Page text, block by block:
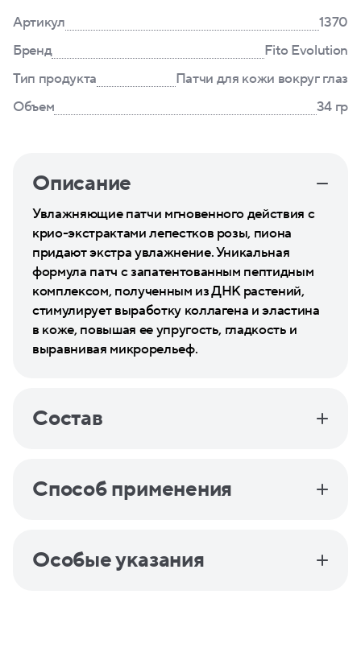
Артикул
1370
Бренд
Fito Evolution
Тип продукта
Патчи для кожи вокруг глаз
Объем
34 гр
Описание
Увлажняющие патчи мгновенного действия с
крио-экстрактами лепестков розы, пиона
придают экстра увлажнение. Уникальная
формула патч с запатентованным пептидным
комплексом, полученным из ДНК растений,
стимулирует выработку коллагена и эластина
в коже, повышая ее упругость, гладкость и
выравнивая микрорельеф.
Состав
Способ применения
Особые указания